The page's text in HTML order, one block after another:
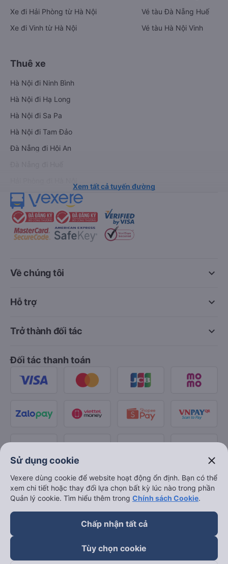
Xe đi Hải Phòng từ Hà Nội
Xe đi Vinh từ Hà Nội
Vé tàu Đà Nẵng Huế
Vé tàu Hà Nội Vinh
Thuê xe
Hà Nội đi Ninh Bình
Hà Nội đi Hạ Long
Hà Nội đi Sa Pa
Hà Nội đi Tam Đảo
Đà Nẵng đi Hội An
Xem tất cả tuyến đường
keyboard_arrow_down
Về chúng tôi
keyboard_arrow_down
Hỗ trợ
keyboard_arrow_down
Trở thành đối tác
Đối tác thanh toán
Sử dụng cookie close
Vexere dùng cookie để website hoạt động ổn định. Bạn có thể
xem chi tiết hoặc thay đổi lựa chọn bất kỳ lúc nào trong phần
Quản lý cookie. Tìm hiểu thêm trong Chính sách Cookie.
Chấp nhận tất cả
Tùy chọn cookie